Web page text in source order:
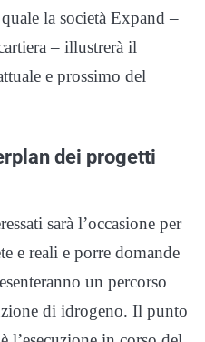
la società Expand –
– illustrerà il
e prossimo del
dei progetti
sarà l’occasione per
e reali e porre domande
un percorso
di idrogeno. Il punto